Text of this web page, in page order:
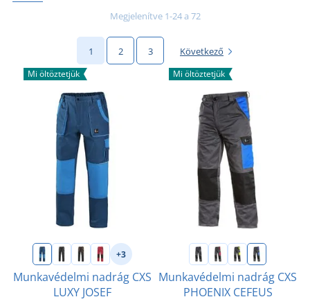
Megjelenítve 1-24 a 72
1 2 3 Következő
Mi öltöztetjük
+3
Munkavédelmi nadrág CXS
LUXY JOSEF
Mi öltöztetjük
Munkavédelmi nadrág CXS
PHOENIX CEFEUS